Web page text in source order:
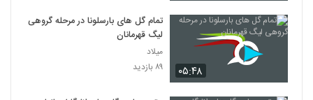
۰۵:۴۸
تمام گل های بارسلونا در مرحله گروهی
لیگ قهرمانان
میلاد
۸۹ بازدید